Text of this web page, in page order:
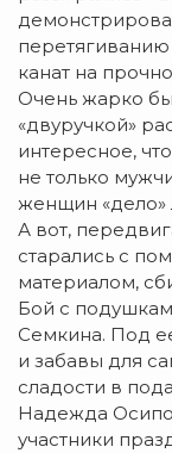
канат на
Очень жарко
«двуручкой»
интересное,
не только
женщин «дело»
А вот,
старались с
материалом,
Бой с
Семкина. Под
и забавы для
сладости в
Надежда
участники